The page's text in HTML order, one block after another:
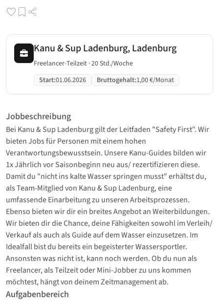
Kanu & Sup Ladenburg, Ladenburg
Freelancer Teilzeit · 20 Std./Woche
Start:01.06.2026 Bruttogehalt:1,00 €/Monat
Jobbeschreibung
Bei Kanu & Sup Ladenburg gilt der Leitfaden "Safety First". Wir
bieten Jobs für Personen mit einem hohen
Verantwortungsbewusstsein. Unsere Kanu-Guides bilden wir
1x Jährlich vor Saisonbeginn neu aus/ rezertifizieren diese.
Damit du "nicht ins kalte Wasser springen musst" erhältst du,
als Team-Mitglied von Kanu & Sup Ladenburg, eine
umfassende Einarbeitung zu unseren Arbeitsprozessen.
Ebenso bieten wir dir ein breites Angebot an Weiterbildungen.
Wir bieten dir die Chance, deine Fähigkeiten sowohl im Verleih/
Verkauf als auch als Guide auf dem Wasser einzusetzen. Im
Idealfall bist du bereits ein begeisterter Wassersportler.
Ansonsten was nicht ist, kann noch werden. Ob du nun als
Freelancer, als Teilzeit oder Mini-Jobber zu uns kommen
möchtest, hängt von deinem Zeitmanagement ab.
Aufgabenbereich